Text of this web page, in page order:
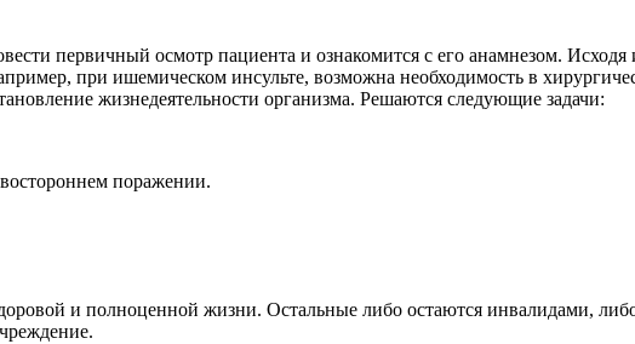
первичный осмотр пациента и ознакомится с его анамнезом.
при ишемическом инсульте, возможна необходимость в
жизнедеятельности организма. Решаются следующие задачи:
поражении.
и полноценной жизни. Остальные либо остаются инвалидами,